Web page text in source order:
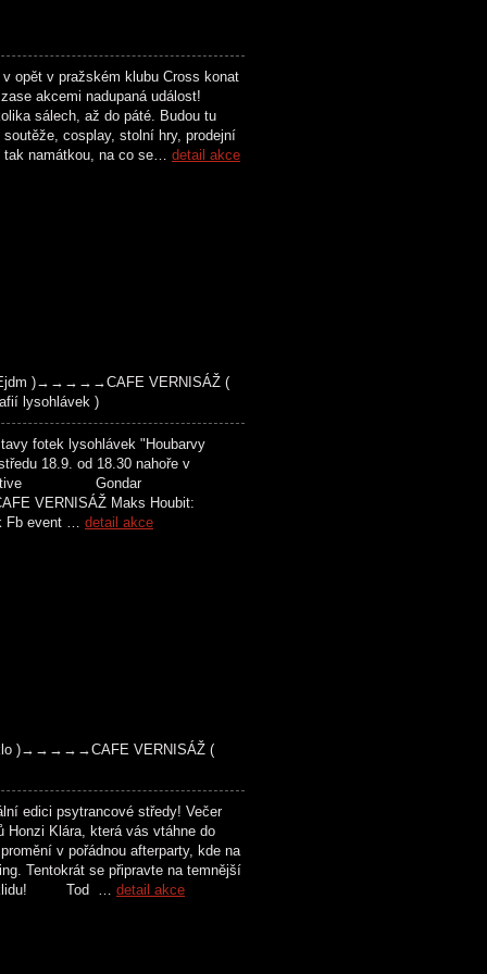
opět v pražském klubu Cross konat
akcemi nadupaná událost!
sálech, až do páté. Budou tu
cosplay, stolní hry, prodejní
namátkou, na co se… detail akce
Ejdm )→→→→→CAFE VERNISÁŽ (
lysohlávek )
fotek lysohlávek "Houbarvy
18.9. od 18.30 nahoře v
Detective Gondar
Maks Houbit:
Fb event … detail akce
)→→→→→CAFE VERNISÁŽ (
edici psytrancové středy! Večer
Honzi Klára, která vás vtáhne do
v pořádnou afterparty, kde na
Tentokrát se připravte na temnější
v klidu! Tod … detail akce